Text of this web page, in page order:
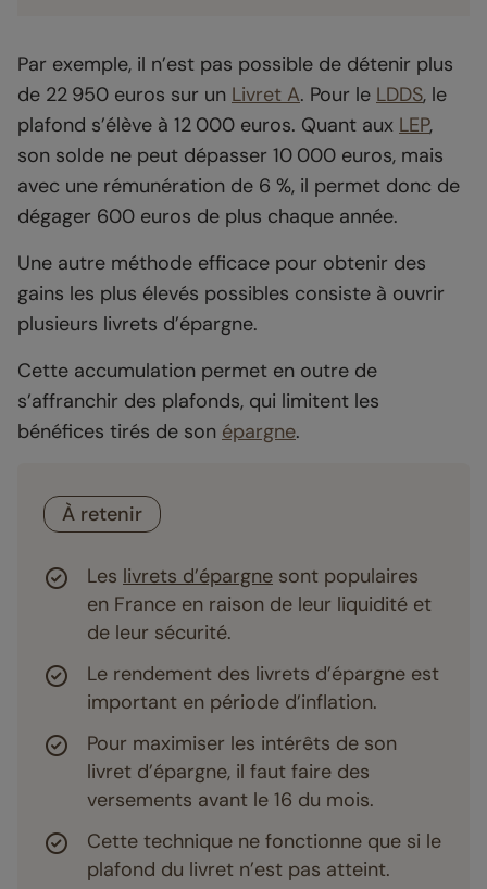
Par exemple, il n’est pas possible de détenir plus
de 22 950 euros sur un Livret A. Pour le LDDS, le
plafond s’élève à 12 000 euros. Quant aux LEP,
son solde ne peut dépasser 10 000 euros, mais
avec une rémunération de 6 %, il permet donc de
dégager 600 euros de plus chaque année.
Une autre méthode efficace pour obtenir des
gains les plus élevés possibles consiste à ouvrir
plusieurs livrets d’épargne.
Cette accumulation permet en outre de
s’affranchir des plafonds, qui limitent les
bénéfices tirés de son épargne.
À retenir
Les livrets d’épargne sont populaires
en France en raison de leur liquidité et
de leur sécurité.
Le rendement des livrets d’épargne est
important en période d’inflation.
Pour maximiser les intérêts de son
livret d’épargne, il faut faire des
versements avant le 16 du mois.
Cette technique ne fonctionne que si le
plafond du livret n’est pas atteint.